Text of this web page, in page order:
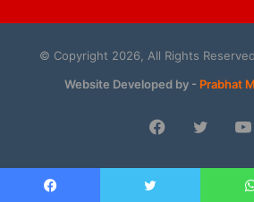
© Copyright 2026, All Rights
Website Developed by - Prabhat
Facebook
Twitter